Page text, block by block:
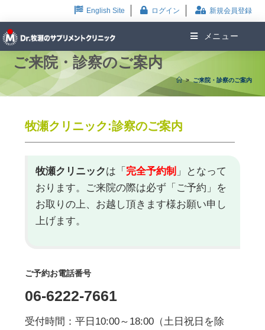
English Site ログイン 新規会員登録
メニュー
ご来院・診察のご案内
> ご来院・診察のご案内
牧瀬クリニック:診察のご案内
牧瀬クリニックは「 完全予約制 」となって
おります。ご来院の際は必ず「ご予約」を
お取りの上、お越し頂きます様お願い申し
上げます。
ご予約お電話番号
06-6222-7661
受付時間：平日10:00～18:00（土日祝日を除